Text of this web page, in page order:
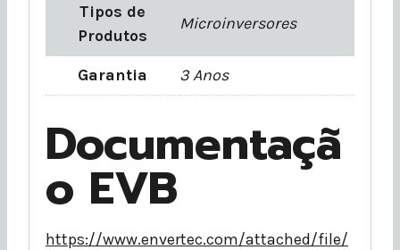
Tipos de
Produtos
Microinversores
Garantia 3 Anos
Documentaçã
o EVB
https://www.envertec.com/attached/file/